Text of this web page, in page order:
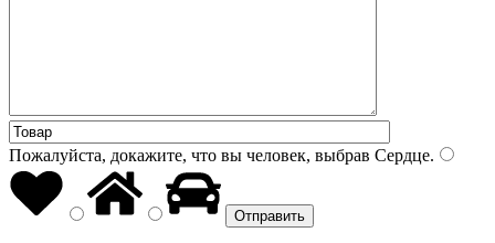
Пожалуйста, докажите, что вы человек, выбрав Сердце.